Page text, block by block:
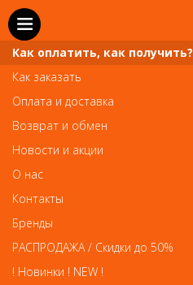
Как оплатить, как получить?
Как заказать
Оплата и доставка
Возврат и обмен
Новости и акции
О нас
Контакты
Бренды
РАСПРОДАЖА / Скидки до 50%
! Новинки ! NEW !